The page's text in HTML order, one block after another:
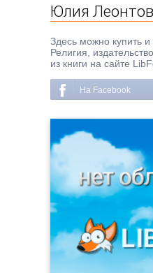
Юлия
Здесь можно купить
Религия,
из книги на сайте
На Facebook